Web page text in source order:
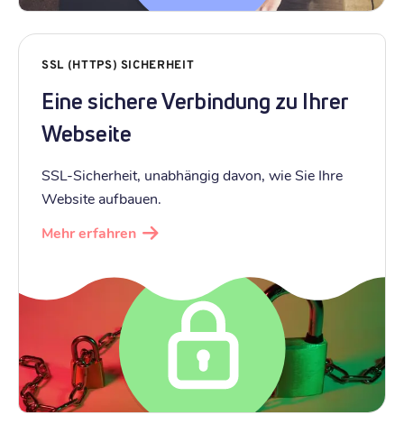
SSL (HTTPS) SICHERHEIT
Eine sichere Verbindung zu Ihrer
Webseite
SSL-Sicherheit, unabhängig davon, wie Sie Ihre
Website aufbauen.
Mehr erfahren